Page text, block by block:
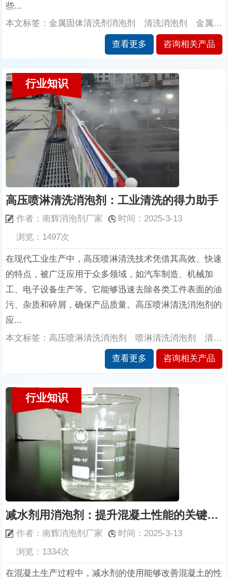
些...
本文标签：金属固体清洗剂消泡剂 清洗消泡剂 金属固体清洗剂消泡剂的应用 南辉消泡剂厂家
查看更多 咨询相关产品
行业知识
高压喷淋清洗消泡剂：工业清洗的得力助手
作者：南辉消泡剂厂家
时间：2025-3-13
浏览：1497次
在现代工业生产中，高压喷淋清洗技术凭借其高效、快速
的特点，被广泛应用于众多领域，如汽车制造、机械加
工、电子设备生产等。它能够迅速去除各类工件表面的油
污、杂质和碎屑，确保产品质量。高压喷淋清洗消泡剂的
应...
本文标签：高压喷淋清洗消泡剂 喷淋清洗消泡剂 清洗消泡剂 南辉消泡剂厂家
查看更多 咨询相关产品
行业知识
减水剂用消泡剂：提升混凝土性能的关键助剂
作者：南辉消泡剂厂家
时间：2025-3-13
浏览：1334次
在混凝土生产过程中，减水剂的使用能够改善混凝土的性